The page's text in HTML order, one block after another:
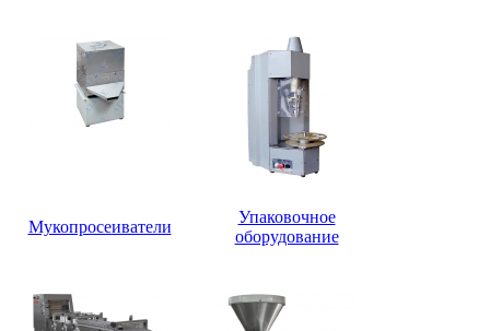
Мукопросеиватели
Упаковочное
оборудование